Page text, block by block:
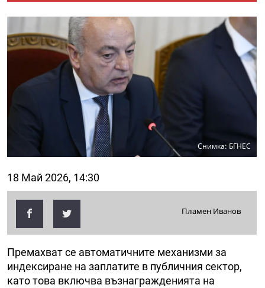
Снимка: БГНЕС
18 Май 2026, 14:30
Пламен Иванов
Премахват се автоматичните механизми за
индексиране на заплатите в публичния сектор,
като това включва възнагражденията на